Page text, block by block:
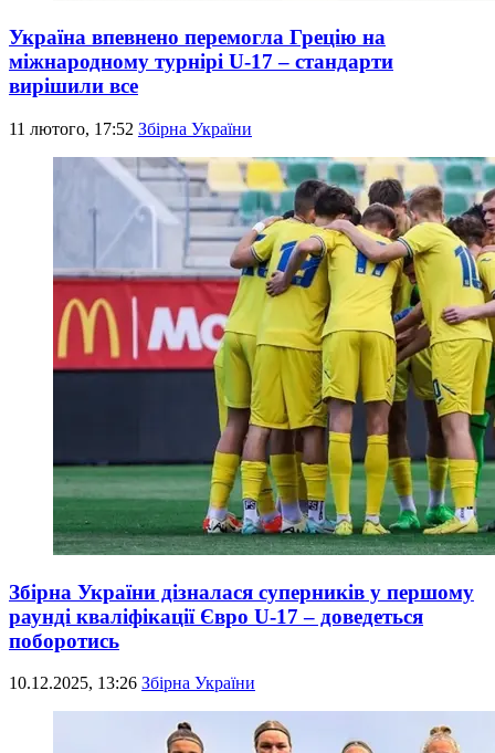
Україна впевнено перемогла Грецію на
міжнародному турнірі U-17 – стандарти
вирішили все
11 лютого, 17:52 Збірна України
Збірна України дізналася суперників у першому
раунді кваліфікації Євро U-17 – доведеться
поборотись
10.12.2025, 13:26 Збірна України